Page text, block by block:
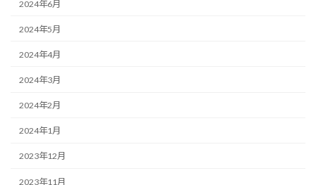
2024年6月
2024年5月
2024年4月
2024年3月
2024年2月
2024年1月
2023年12月
2023年11月